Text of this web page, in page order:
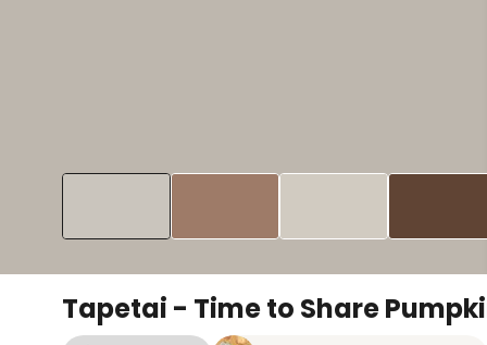
Tapetai - Time to Share